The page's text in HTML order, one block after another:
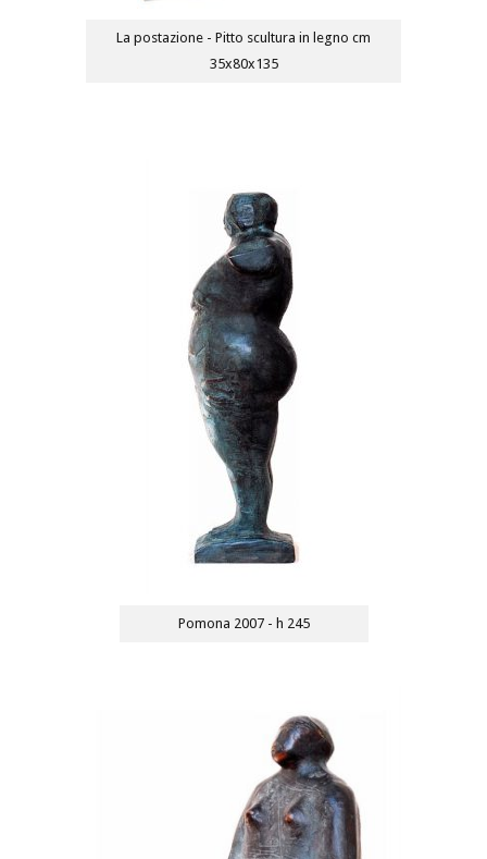
La postazione - Pitto scultura in legno cm
35x80x135
Pomona 2007 - h 245